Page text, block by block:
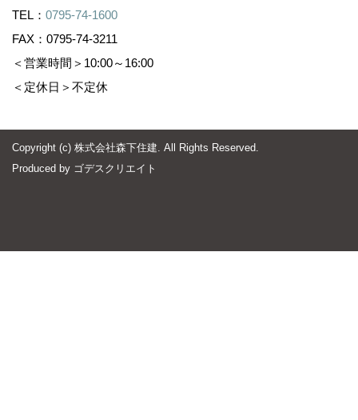
TEL： 0795-74-1600
FAX：0795-74-3211
＜営業時間＞10:00～16:00
＜定休日＞不定休
Copyright (c) 株式会社森下住建. All Rights Reserved.
Produced by ゴデスクリエイト